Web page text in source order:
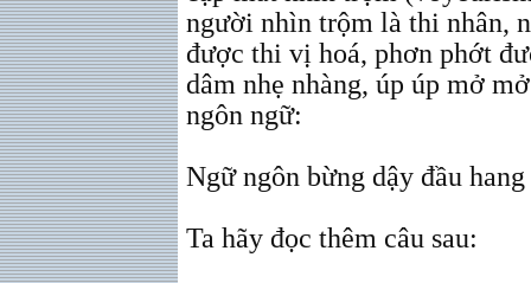
người nhìn trộm là thi nhân,
được thi vị hoá, phơn phớt
dâm nhẹ nhàng, úp úp mở
ngôn ngữ:
Ngữ ngôn bừng dậy đầu
Ta hãy đọc thêm câu sau: